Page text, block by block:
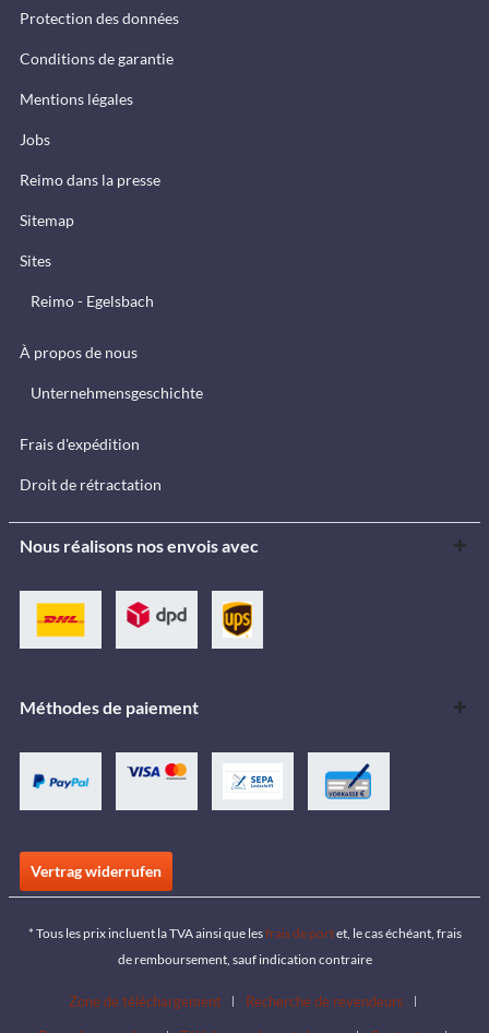
Protection des données
Conditions de garantie
Mentions légales
Jobs
Reimo dans la presse
Sitemap
Sites
Reimo - Egelsbach
À propos de nous
Unternehmensgeschichte
Frais d'expédition
Droit de rétractation
Nous réalisons nos envois avec
Méthodes de paiement
Vertrag widerrufen
* Tous les prix incluent la TVA ainsi que lesfrais de portet, le cas échéant, frais
de remboursement, sauf indication contraire
Zone de téléchargement
Recherche de revendeurs